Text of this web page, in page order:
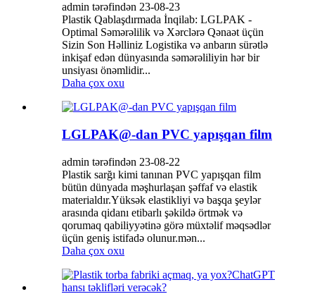
admin tərəfindən 23-08-23
Plastik Qablaşdırmada İnqilab: LGLPAK -
Optimal Səmərəlilik və Xərclərə Qənaət üçün
Sizin Son Həlliniz Logistika və anbarın sürətlə
inkişaf edən dünyasında səmərəliliyin hər bir
unsiyası önəmlidir...
Daha çox oxu
LGLPAK@-dan PVC yapışqan film
admin tərəfindən 23-08-22
Plastik sarğı kimi tanınan PVC yapışqan film
bütün dünyada məşhurlaşan şəffaf və elastik
materialdır.Yüksək elastikliyi və başqa şeylər
arasında qidanı etibarlı şəkildə örtmək və
qorumaq qabiliyyətinə görə müxtəlif məqsədlər
üçün geniş istifadə olunur.mən...
Daha çox oxu